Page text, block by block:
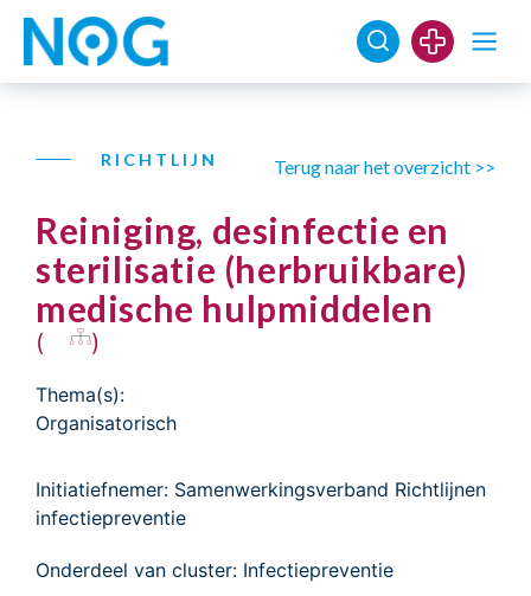
RICHTLIJN Terug naar het overzicht >>
Reiniging, desinfectie en
sterilisatie (herbruikbare)
medische hulpmiddelen
( )
Thema(s):
Organisatorisch
Initiatiefnemer: Samenwerkingsverband Richtlijnen
infectiepreventie
Onderdeel van cluster: Infectiepreventie